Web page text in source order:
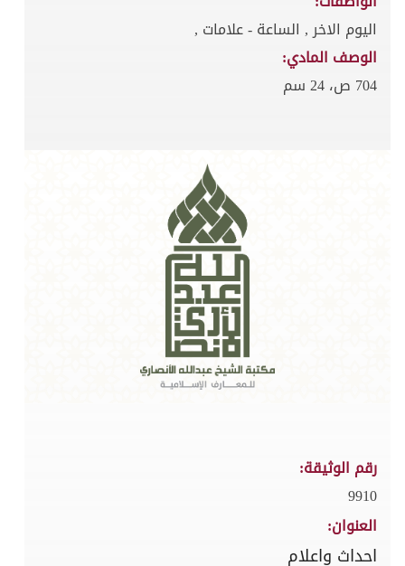
اليوم الاخر , الساعة - علامات ,
الوصف المادي:
704 ص، 24 سم
رقم الوثيقة:
9910
العنوان:
احداث واعلام